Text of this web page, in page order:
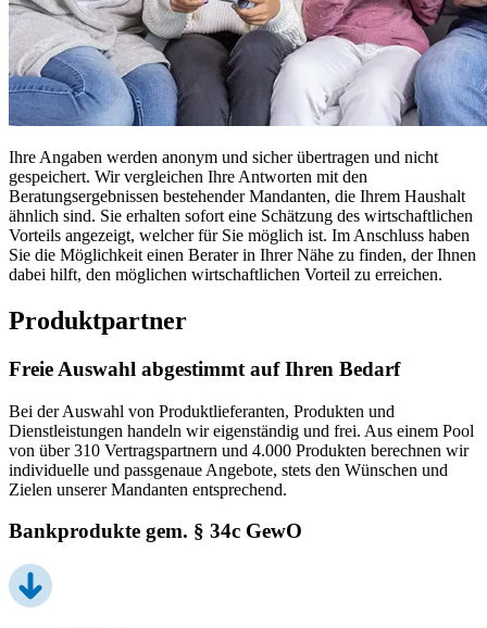
Ihre Angaben werden anonym und sicher übertragen und nicht
gespeichert. Wir vergleichen Ihre Antworten mit den
Beratungsergebnissen bestehender Mandanten, die Ihrem Haushalt
ähnlich sind. Sie erhalten sofort eine Schätzung des wirtschaftlichen
Vorteils angezeigt, welcher für Sie möglich ist. Im Anschluss haben
Sie die Möglichkeit einen Berater in Ihrer Nähe zu finden, der Ihnen
dabei hilft, den möglichen wirtschaftlichen Vorteil zu erreichen.
Produktpartner
Freie Auswahl abgestimmt auf Ihren Bedarf
Bei der Auswahl von Produktlieferanten, Produkten und
Dienstleistungen handeln wir eigenständig und frei. Aus einem Pool
von über 310 Vertragspartnern und 4.000 Produkten berechnen wir
individuelle und passgenaue Angebote, stets den Wünschen und
Zielen unserer Mandanten entsprechend.
Bankprodukte gem. § 34c GewO